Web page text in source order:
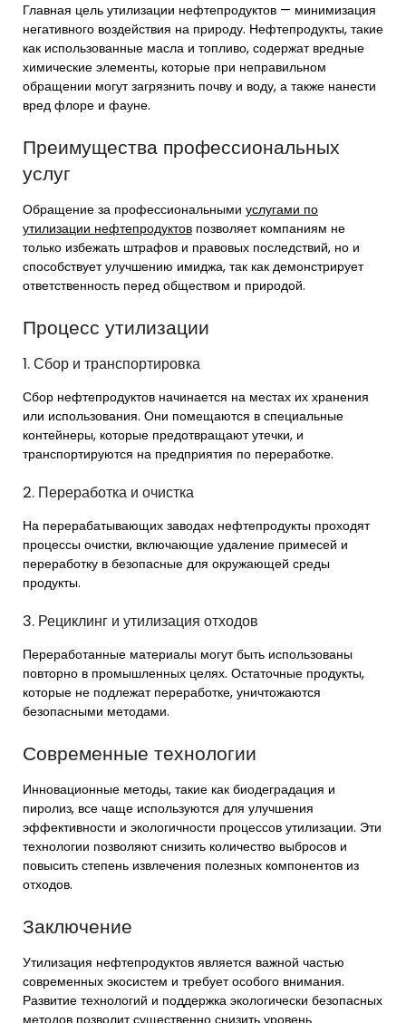
Главная цель утилизации нефтепродуктов — минимизация
негативного воздействия на природу. Нефтепродукты, такие
как использованные масла и топливо, содержат вредные
химические элементы, которые при неправильном
обращении могут загрязнить почву и воду, а также нанести
вред флоре и фауне.
Преимущества профессиональных
услуг
Обращение за профессиональными услугами по
утилизации нефтепродуктов позволяет компаниям не
только избежать штрафов и правовых последствий, но и
способствует улучшению имиджа, так как демонстрирует
ответственность перед обществом и природой.
Процесс утилизации
1. Сбор и транспортировка
Сбор нефтепродуктов начинается на местах их хранения
или использования. Они помещаются в специальные
контейнеры, которые предотвращают утечки, и
транспортируются на предприятия по переработке.
2. Переработка и очистка
На перерабатывающих заводах нефтепродукты проходят
процессы очистки, включающие удаление примесей и
переработку в безопасные для окружающей среды
продукты.
3. Рециклинг и утилизация отходов
Переработанные материалы могут быть использованы
повторно в промышленных целях. Остаточные продукты,
которые не подлежат переработке, уничтожаются
безопасными методами.
Современные технологии
Инновационные методы, такие как биодеградация и
пиролиз, все чаще используются для улучшения
эффективности и экологичности процессов утилизации. Эти
технологии позволяют снизить количество выбросов и
повысить степень извлечения полезных компонентов из
отходов.
Заключение
Утилизация нефтепродуктов является важной частью
современных экосистем и требует особого внимания.
Развитие технологий и поддержка экологически безопасных